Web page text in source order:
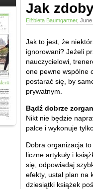
Jak
Elżbieta Baumgartner, June
Jak to jest, że
ignorowani? Jeżeli
nauczycielowi,
one pewne wspólne
postarać się, by
prywatnym.
Bądź dobrze
Nikt nie będzie
palce i wykonuje
Dobra organizacja
liczne artykuły i
się, odpowiadaj
efekty, ustal plan na
dziesiątki książek